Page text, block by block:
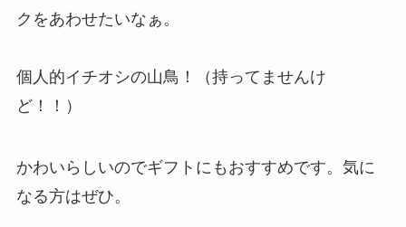
クをあわせたいなぁ。
個人的イチオシの山鳥！（持ってませんけ
ど！！）
かわいらしいのでギフトにもおすすめです。気に
なる方はぜひ。